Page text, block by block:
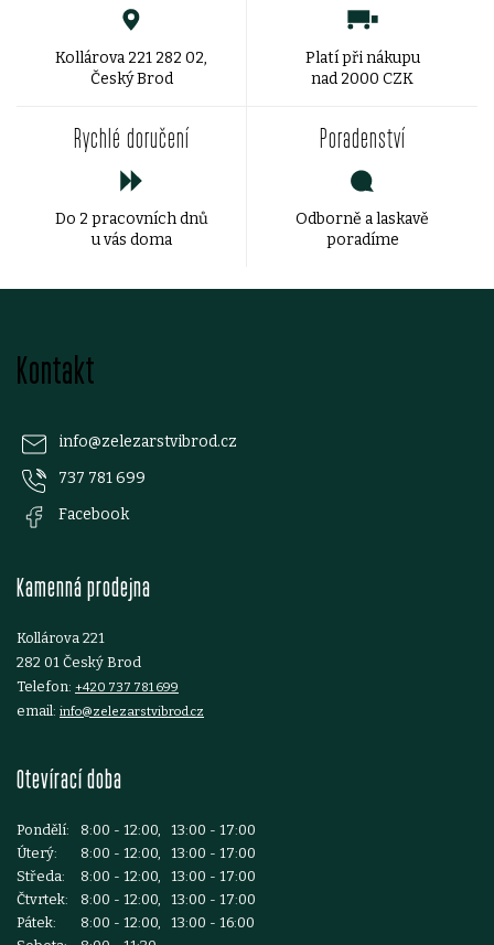
r
Kollárova 221 282 02,
Český Brod
Platí při nákupu
nad 2000 CZK
Rychlé doručení
Do 2 pracovních dnů
u vás doma
Poradenství
Odborně a laskavě
poradíme
Kontakt
info@zelezarstvibrod.cz
737 781 699
Facebook
Kamenná prodejna
Kollárova 221
282 01 Český Brod
Telefon: +420 737 781 699
email: info@zelezarstvibrod.cz
Otevírací doba
Pondělí:
8:00 - 12:00, 13:00 - 17:00
Úterý:
8:00 - 12:00, 13:00 - 17:00
Středa:
8:00 - 12:00, 13:00 - 17:00
Čtvrtek:
8:00 - 12:00, 13:00 - 17:00
Pátek:
8:00 - 12:00, 13:00 - 16:00